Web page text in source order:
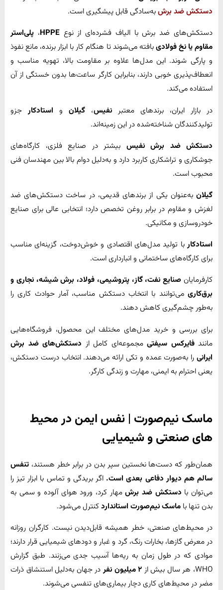
دستکش ضد برشبه‌سادگی قابل پیشگیری است.
دستکش‌های ضد برش با الیاف فشرده‌ای از نوعHPPE، پلی‌استر
مقاوم یا نخ فولادیبافته می‌شوند تا هنگام کار با ابزار برنده، مانع نفوذ
و پارگی شوند. این مدل‌ها علاوه بر مقاومت بالا، تهویه مناسب و
انعطاف‌پذیری خوبی دارند، بنابراین کارگر ساعت‌ها بدون خستگی از آن
استفاده می‌کند.
در بازار ایران، برندهای معتبرنفیس، گیلان و استادکار جزو
تولیدکنندگان شناخته‌شده در این زمینه‌اند.
دستکش ضد برش نفیس بیشتر در صنایع فلزی، کارگاه‌های
جوشکاری و تراشکاری کاربرد دارد و به‌دلیل دوام بالا بین مهندسان فنی
محبوب است.
گیلانبه‌عنوان یکی از برندهای قدیمی، در ساخت دستکش‌های ضد
لغزش و مقاوم در برابر روغن تخصص دارد؛ انتخابی عالی برای صنایع
خودروسازی و مکانیکی.
استادکاربا تولید مدل‌های اقتصادی و خوش‌دوخت، گزینه‌ای مناسب
برای کارگاه‌های ساختمانی و انبارداری است.
کارفرمایان صنایع نفت، گاز، پتروشیمی، فولاد، برش شیشه، نجاری و
برق‌کاریمی‌توانند با انتخاب دستکش مناسب، آمار حوادث کاری را
به‌طور چشم‌گیری کاهش دهند.
برای بررسی و خرید مدل‌های مختلف این محصول، فروشگاه‌هایی
مانندفایرکس سیفتیمجموعه‌ای کامل از دستکش‌های ضد برش
ایرانی را به‌صورت عمده و تکی ارائه می‌دهند. انتخاب درست دستکش،
یعنی احترام به ایمنی، مهارت و زندگی کارگر.
ماسک نیم‌صورت | نفس ایمن در محیط‌
های صنعتی و شیمیایی
همان‌طور که دست‌ها نخستین سپر بدن در برابر خطر هستند، تنفس
سالم هم دیوار دفاعی بعدی است. اگر بریدگی و تماس با ابزار تیز را
می‌توان با دستکش ضد برشمهار کرد، ورود هوای آلوده و سمی به
بدن تنها با ماسک نیم‌صورت استانداردکنترل می‌شود.
در محیط‌های صنعتی، خطر همیشه قابل‌دیدن نیست. کارگران روزانه
در معرض گازها، بخارات رنگ، گرد و غبار و دودهای شیمیایی قرار دارند؛
موادی که در طول زمان به ریه‌ها آسیب جدی می‌زنند. طبق گزارش
WHO، هر سال بیش از
۲ میلیون نفر
در جهان به‌دلیل استنشاق ذرات
مضر در محیط‌های کاری دچار بیماری‌های تنفسی می‌شوند.